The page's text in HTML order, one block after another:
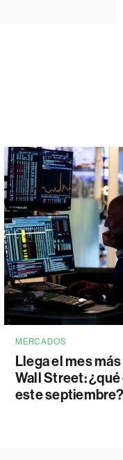
MERCADOS
Llega el mes
Wall Street:
este septiembre?